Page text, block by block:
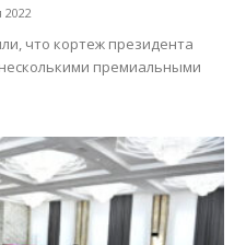
2022
что кортеж президента
премиальными